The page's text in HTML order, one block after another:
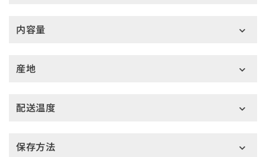
内容量
産地
配送温度
保存方法